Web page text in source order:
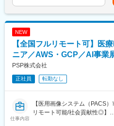
富士フイルムグループの育成
変更の範囲：会社の定める業務
■当社の特徴：
◇東証プライム市場に上場する
療システム事業における中核子
報管理システム（RIS）等の
◇また、医療現場に貢献した
けに留まらず、既に、シンガ
ます。月給(月額)は固定手当を
NEW
【全国フルリモート可】医
ニア／AWS・GCP／AI事業
PSP株式会社
正社員 転勤なし
仕事内容
【医用画像システム（PACS
リモート可能/社会貢献性◎】